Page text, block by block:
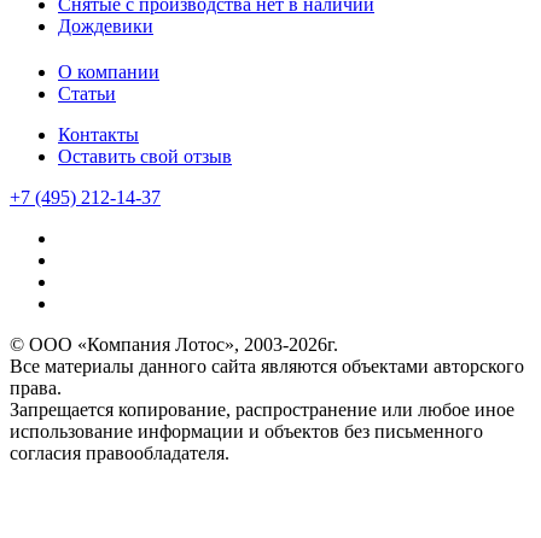
Дождевики
О компании
Статьи
Контакты
Оставить свой отзыв
+7 (495) 212-14-37
© ООО «Компания Лотос», 2003-2026г.
Все материалы данного сайта являются объектами авторского
права.
Запрещается копирование, распространение или любое иное
использование информации и объектов без письменного
согласия правообладателя.